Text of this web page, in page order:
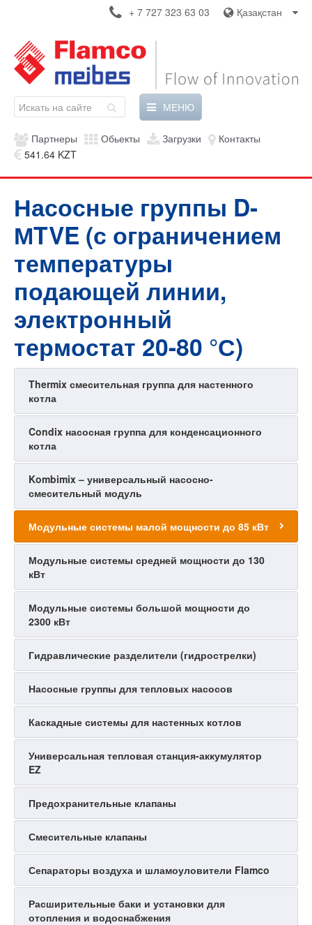
Қазақстан
+ 7 727 323 63 03
МЕНЮ
Партнеры Обьекты Загрузки
Контакты
541.64 KZT
Насосные группы D-
МTVE (с ограничением
температуры
подающей линии,
электронный
термостат 20-80 °С)
Thermix смесительная группа для настенного
котла
Condix насосная группа для конденсационного
котла
Kombimix – универсальный насосно-
смесительный модуль
Модульные системы малой мощности до 85 кВт
Модульные системы средней мощности до 130
кВт
Модульные системы большой мощности до
2300 кВт
Гидравлические разделители (гидрострелки)
Насосные группы для тепловых насосов
Каскадные системы для настенных котлов
Универсальная тепловая станция-аккумулятор
EZ
Предохранительные клапаны
Смесительные клапаны
Сепараторы воздуха и шламоуловители Flamco
Расширительные баки и установки для
отопления и водоснабжения